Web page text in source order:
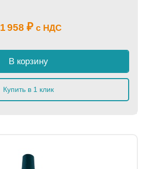
1 958 ₽ с НДС
В корзину
Купить в 1 клик